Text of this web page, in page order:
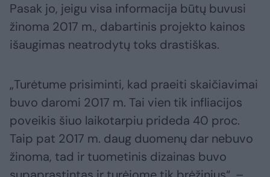
Pasak jo, jeigu visa informacija būtų buvusi
žinoma 2017 m., dabartinis projekto kainos
išaugimas neatrodytų toks drastiškas.
„Turėtume prisiminti, kad praeiti skaičiavimai
buvo daromi 2017 m. Tai vien tik infliacijos
poveikis šiuo laikotarpiu prideda 40 proc.
Taip pat 2017 m. daug duomenų dar nebuvo
žinoma, tad ir tuometinis dizainas buvo